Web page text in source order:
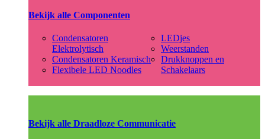
Bekijk alle Componenten
Condensatoren
Elektrolytisch
Condensatoren Keramisch
Flexibele LED Noodles
LEDjes
Weerstanden
Drukknoppen en
Schakelaars
Bekijk alle Draadloze Communicatie